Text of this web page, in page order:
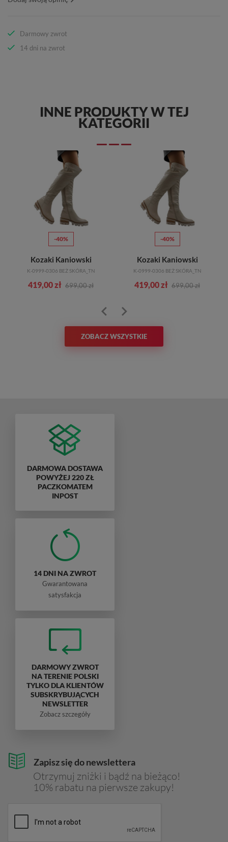
Darmowy zwrot
14 dni na zwrot
INNE PRODUKTY W TEJ
KATEGORII
-40%
Kozaki Kaniowski
K-0999-0306 BEŻ SKÓRA_TN
419,00 zł 699,00 zł
-40%
Kozaki Kaniowski
K-0999-0306 BEŻ SKÓRA_TN
419,00 zł 699,00 zł
ZOBACZ WSZYSTKIE
Zapisz się do newslettera
Otrzymuj zniżki i bądź na bieżąco!
10% rabatu na pierwsze zakupy!
DARMOWA DOSTAWA
POWYŻEJ 220 ZŁ
PACZKOMATEM
INPOST
14 DNI NA ZWROT
Gwarantowana
satysfakcja
DARMOWY ZWROT
NA TERENIE POLSKI
TYLKO DLA KLIENTÓW
SUBSKRYBUJĄCYCH
NEWSLETTER
Zobacz szczegóły